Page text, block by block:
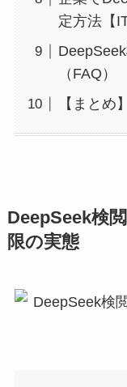
定方法【
（FAQ）
【まとめ
DeepSeek検
限の実態